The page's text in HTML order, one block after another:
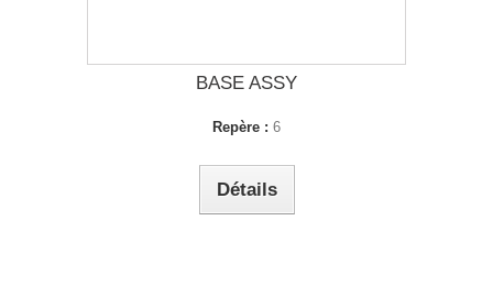
BASE ASSY
Repère : 6
Détails